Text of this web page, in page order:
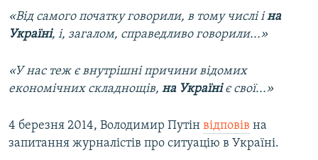
«Від самого початку говорили, в тому числі іна
Україні, і, загалом, справедливо говорили...»
«У нас теж є внутрішні причини відомих
економічних складнощів, на Україніє свої...»
4 березня 2014, Володимир Путін відповів на
запитання журналістів про ситуацію в Україні.